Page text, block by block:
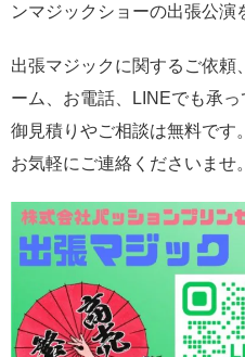
ンマジックショーの出張公演
出張マジックに関するご依頼
ーム、お電話、LINEでも承っ
御見積りやご相談は無料です。
お気軽にご連絡くださいませ。